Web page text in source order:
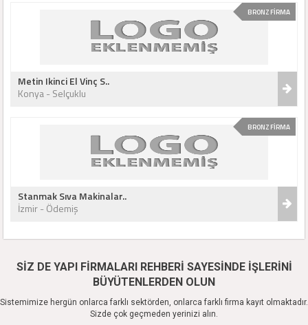
BRONZ FİRMA
Metin Ikinci El Vinç S..
Konya - Selçuklu
BRONZ FİRMA
Stanmak Sıva Makinalar..
İzmir - Ödemiş
SİZ DE YAPI FİRMALARI REHBERİ SAYESİNDE İŞLERİNİ
BÜYÜTENLERDEN OLUN
Sistemimize hergün onlarca farklı sektörden, onlarca farklı firma kayıt olmaktadır.
Sizde çok geçmeden yerinizi alın.